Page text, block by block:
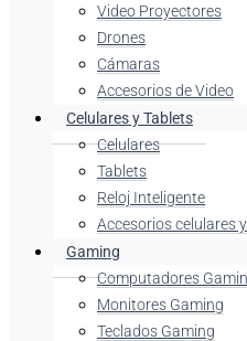
Video Proyectores
Drones
Cámaras
Accesorios de Video
Celulares y Tablets
Celulares
Tablets
Reloj Inteligente
Accesorios celulares
Gaming
Computadores
Monitores Gaming
Teclados Gaming